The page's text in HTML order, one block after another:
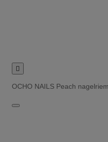

OCHO NAILS Peach